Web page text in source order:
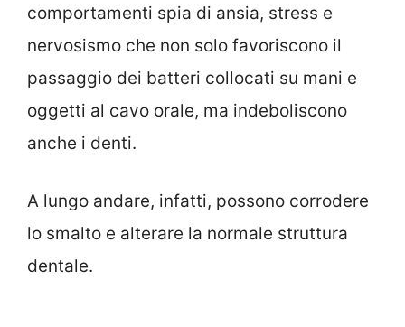
comportamenti spia di ansia, stress e
nervosismo che non solo favoriscono il
passaggio dei batteri collocati su mani e
oggetti al cavo orale, ma indeboliscono
anche i denti.
A lungo andare, infatti, possono corrodere
lo smalto e alterare la normale struttura
dentale.